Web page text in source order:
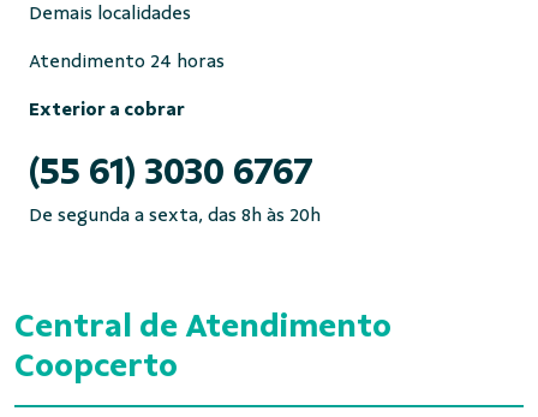
Demais localidades
Atendimento 24 horas
Exterior a cobrar
(55 61) 3030 6767
De segunda a sexta, das 8h às 20h
Central de Atendimento
Coopcerto